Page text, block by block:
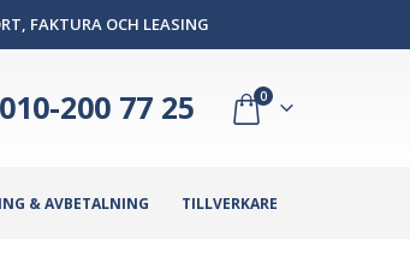
FAKTURA OCH LEASING
010-200 77 25 0
& AVBETALNING TILLVERKARE